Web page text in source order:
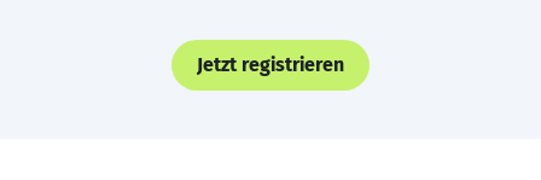
Jetzt registrieren